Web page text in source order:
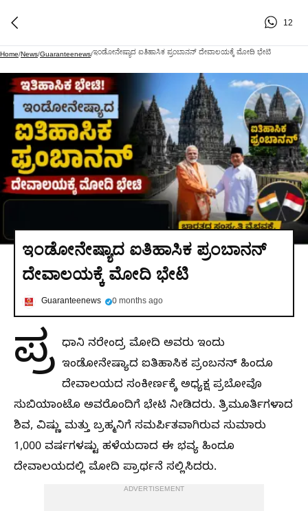
12
Home/News/Guaranteenews/ಇಂಡೋನೇಷ್ಯಾದ ಐತಿಹಾಸಿಕ ಪ್ರಂಬಾನನ್ ದೇವಾಲಯಕ್ಕೆ ಮೋದಿ ಭೇಟಿ
ಇಂಡೋನೇಷ್ಯಾದ ಐತಿಹಾಸಿಕ ಪ್ರಂಬಾನನ್
ದೇವಾಲಯಕ್ಕೆ ಮೋದಿ ಭೇಟಿ
Guaranteenews 0 months ago
ಪ್ರ ಧಾನಿ ನರೇಂದ್ರ ಮೋದಿ ಅವರು ಇಂದು
ಇಂಡೋನೇಷ್ಯಾದ ಐತಿಹಾಸಿಕ ಪ್ರಂಬನನ್ ಹಿಂದೂ
ದೇವಾಲಯದ ಸಂಕೀರ್ಣಕ್ಕೆ ಅಧ್ಯಕ್ಷ ಪ್ರಬೋವೊ
ಸುಬಿಯಾಂಟೊ ಅವರೊಂದಿಗೆ ಭೇಟಿ ನೀಡಿದರು. ತ್ರಿಮೂರ್ತಿಗಳಾದ
ಶಿವ, ವಿಷ್ಣು ಮತ್ತು ಬ್ರಹ್ಮನಿಗೆ ಸಮರ್ಪಿತವಾಗಿರುವ ಸುಮಾರು
1,000 ವರ್ಷಗಳಷ್ಟು ಹಳೆಯದಾದ ಈ ಭವ್ಯ ಹಿಂದೂ
ದೇವಾಲಯದಲ್ಲಿ ಮೋದಿ ಪ್ರಾರ್ಥನೆ ಸಲ್ಲಿಸಿದರು.
ADVERTISEMENT